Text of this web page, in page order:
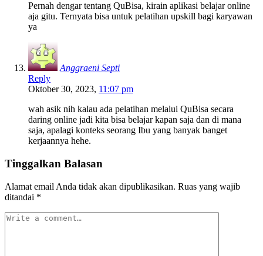
Pernah dengar tentang QuBisa, kirain aplikasi belajar online
aja gitu. Ternyata bisa untuk pelatihan upskill bagi karyawan
ya
Anggraeni Septi
Reply
Oktober 30, 2023, 11:07 pm
wah asik nih kalau ada pelatihan melalui QuBisa secara
daring online jadi kita bisa belajar kapan saja dan di mana
saja, apalagi konteks seorang Ibu yang banyak banget
kerjaannya hehe.
Tinggalkan Balasan
Alamat email Anda tidak akan dipublikasikan. Ruas yang wajib
ditandai *